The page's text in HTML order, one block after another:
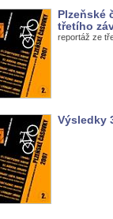
Plzeňské
třetího
reportáž ze
Výsledky